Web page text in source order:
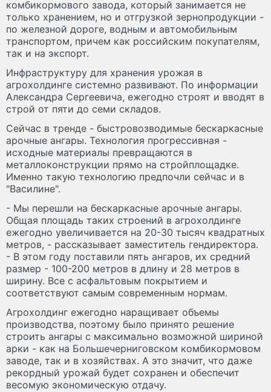
комбикормового завода, который занимается не
только хранением, но и отгрузкой зернопродукции -
по железной дороге, водным и автомобильным
транспортом, причем как российским покупателям,
так и на экспорт.
Инфраструктуру для хранения урожая в
агрохолдинге системно развивают. По информации
Александра Сергеевича, ежегодно строят и вводят в
строй от пяти до семи складов.
Сейчас в тренде - быстровозводимые бескаркасные
арочные ангары. Технология прогрессивная -
исходные материалы превращаются в
металлоконструкции прямо на стройплощадке.
Именно такую технологию предпочли сейчас и в
"Василине".
- Мы перешли на бескаркасные арочные ангары.
Общая площадь таких строений в агрохолдинге
ежегодно увеличивается на 20-30 тысяч квадратных
метров, - рассказывает заместитель гендиректора.
- В этом году поставили пять ангаров, их средний
размер - 100-200 метров в длину и 28 метров в
ширину. Все с асфальтовым покрытием и
соответствуют самым современным нормам.
Агрохолдинг ежегодно наращивает объемы
производства, поэтому было принято решение
строить ангары с максимально возможной шириной
арки - как на Большечерниговском комбикормовом
заводе, так и в хозяйствах. А это значит, что даже
рекордный урожай будет сохранен и обеспечит
весомую экономическую отдачу.